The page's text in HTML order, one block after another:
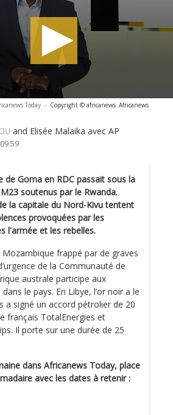
Today - Copyright © africanews Africanews
and Elisée Malaika avec AP
de Goma en RDC passait sous la
soutenus par le Rwanda.
la capitale du Nord-Kivu tentent
provoquées par les
l'armée et les rebelles.
Mozambique frappé par de graves
de la Communauté de
australe participe aux
le pays. En Libye, l’or noir a le
a signé un accord pétrolier de 20
français TotalEnergies et
Il porte sur une durée de 25
dans Africanews Today, place
avec les dates à retenir :